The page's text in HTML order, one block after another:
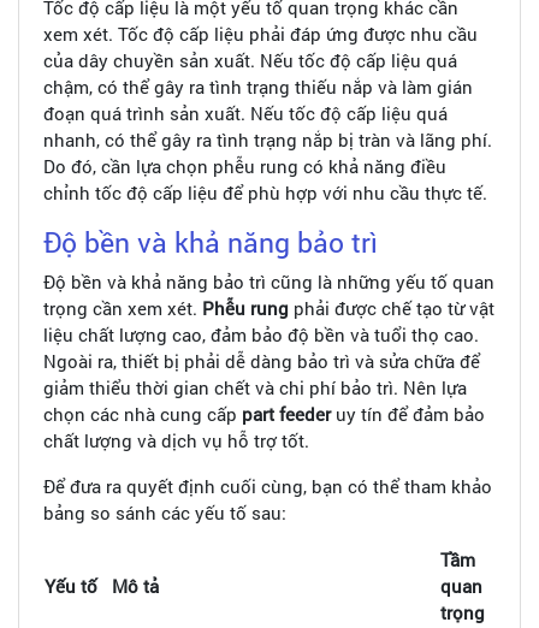
Tốc độ cấp liệu là một yếu tố quan trọng khác cần
xem xét. Tốc độ cấp liệu phải đáp ứng được nhu cầu
của dây chuyền sản xuất. Nếu tốc độ cấp liệu quá
chậm, có thể gây ra tình trạng thiếu nắp và làm gián
đoạn quá trình sản xuất. Nếu tốc độ cấp liệu quá
nhanh, có thể gây ra tình trạng nắp bị tràn và lãng phí.
Do đó, cần lựa chọn phễu rung có khả năng điều
chỉnh tốc độ cấp liệu để phù hợp với nhu cầu thực tế.
Độ bền và khả năng bảo trì
Độ bền và khả năng bảo trì cũng là những yếu tố quan
trọng cần xem xét. Phễu rung phải được chế tạo từ vật
liệu chất lượng cao, đảm bảo độ bền và tuổi thọ cao.
Ngoài ra, thiết bị phải dễ dàng bảo trì và sửa chữa để
giảm thiểu thời gian chết và chi phí bảo trì. Nên lựa
chọn các nhà cung cấp part feederuy tín để đảm bảo
chất lượng và dịch vụ hỗ trợ tốt.
Để đưa ra quyết định cuối cùng, bạn có thể tham khảo
bảng so sánh các yếu tố sau:
Yếu tố Mô tả
Tầm
quan
trọng